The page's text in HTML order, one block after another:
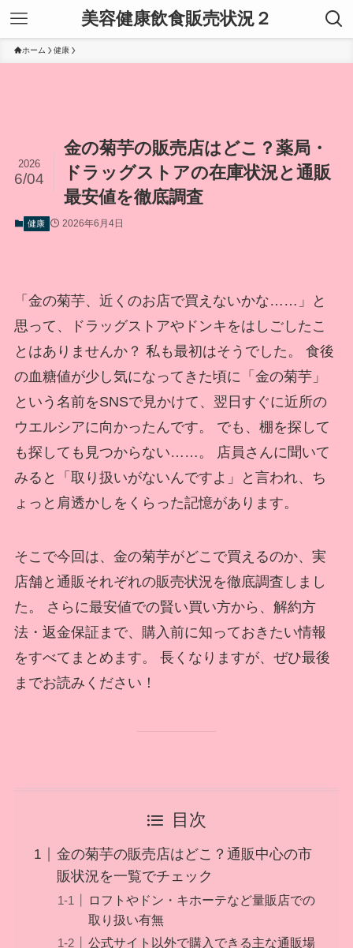
美容健康飲食販売状況２
ホーム 健康
金の菊芋の販売店はどこ？薬局・
ドラッグストアの在庫状況と通販
最安値を徹底調査
2026
6/04
健康 2026年6月4日
「金の菊芋、近くのお店で買えないかな……」と
思って、ドラッグストアやドンキをはしごしたこ
とはありませんか？ 私も最初はそうでした。 食後
の血糖値が少し気になってきた頃に「金の菊芋」
という名前をSNSで見かけて、翌日すぐに近所の
ウエルシアに向かったんです。 でも、棚を探して
も探しても見つからない……。 店員さんに聞いて
みると「取り扱いがないんですよ」と言われ、ち
ょっと肩透かしをくらった記憶があります。
そこで今回は、金の菊芋がどこで買えるのか、実
店舗と通販それぞれの販売状況を徹底調査しまし
た。 さらに最安値での賢い買い方から、解約方
法・返金保証まで、購入前に知っておきたい情報
をすべてまとめます。 長くなりますが、ぜひ最後
までお読みください！
目次
金の菊芋の販売店はどこ？通販中心の市
販状況を一覧でチェック
ロフトやドン・キホーテなど量販店での
取り扱い有無
公式サイト以外で購入できる主な通販場